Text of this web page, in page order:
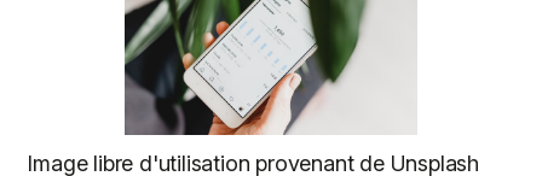
Image libre d'utilisation provenant de Unsplash